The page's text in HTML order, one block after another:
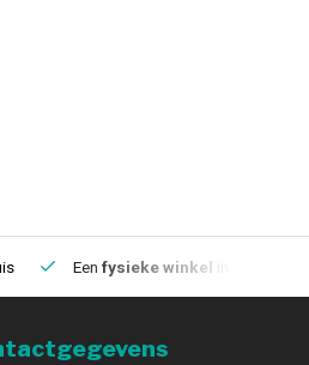
Een fysieke winkel